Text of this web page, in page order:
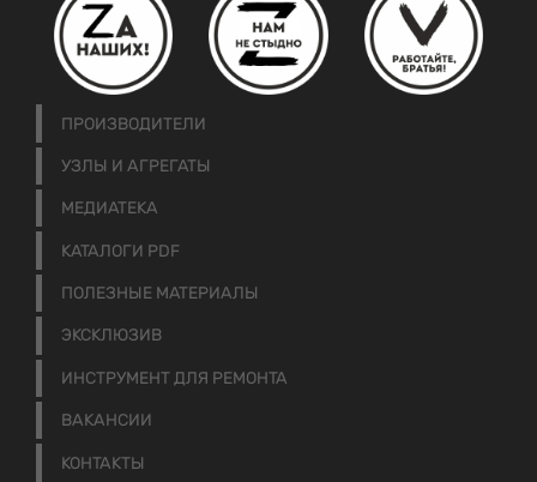
ПРОИЗВОДИТЕЛИ
УЗЛЫ И АГРЕГАТЫ
МЕДИАТЕКА
КАТАЛОГИ PDF
ПОЛЕЗНЫЕ МАТЕРИАЛЫ
ЭКСКЛЮЗИВ
ИНСТРУМЕНТ ДЛЯ РЕМОНТА
ВАКАНСИИ
КОНТАКТЫ